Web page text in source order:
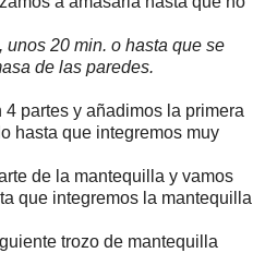
unos 20 min. o hasta que se
de las paredes.
partes y añadimos la primera
hasta que integremos muy
de la mantequilla y vamos
que integremos la mantequilla
trozo de mantequilla